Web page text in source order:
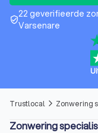
verified_user
22 geverifieerde
Varsenare
Trustlocal arrow_forward_ios Zonwering
Zonwering